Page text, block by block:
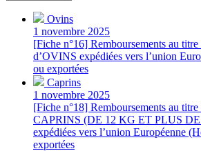
Ovins
1 novembre 2025
[Fiche n°16] Remboursements au titre
d’OVINS expédiées vers l’union
ou exportées
Caprins
1 novembre 2025
[Fiche n°18] Remboursements au titre
CAPRINS (DE 12 KG ET PLUS
expédiées vers l’union Européenne
exportées